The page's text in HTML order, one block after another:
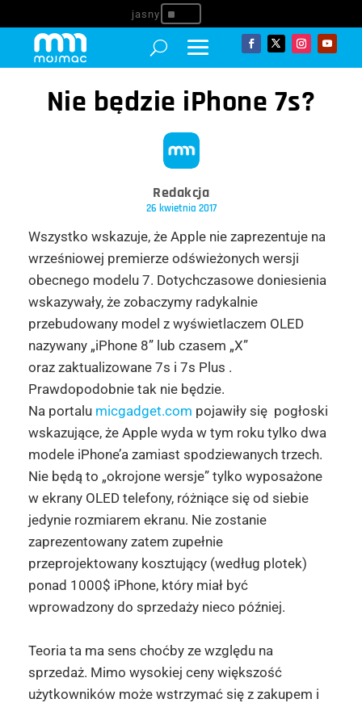
^
Nie będzie iPhone 7s?
Redakcja
26 kwietnia 2017
Wszystko wskazuje, że Apple nie zaprezentuje na
wrześniowej premierze odświeżonych wersji
obecnego modelu 7. Dotychczasowe doniesienia
wskazywały, że zobaczymy radykalnie
przebudowany model z wyświetlaczem OLED
nazywany „iPhone 8” lub czasem „X”
oraz zaktualizowane 7s i 7s Plus .
Prawdopodobnie tak nie będzie.
Na portalu micgadget.com pojawiły się pogłoski
wskazujące, że Apple wyda w tym roku tylko dwa
modele iPhone’a zamiast spodziewanych trzech.
Nie będą to „okrojone wersje” tylko wyposażone
w ekrany OLED telefony, różniące się od siebie
jedynie rozmiarem ekranu. Nie zostanie
zaprezentowany zatem zupełnie
przeprojektowany kosztujący (według plotek)
ponad 1000$ iPhone, który miał być
wprowadzony do sprzedaży nieco później.
Teoria ta ma sens choćby ze względu na
sprzedaż. Mimo wysokiej ceny większość
użytkowników może wstrzymać się z zakupem i